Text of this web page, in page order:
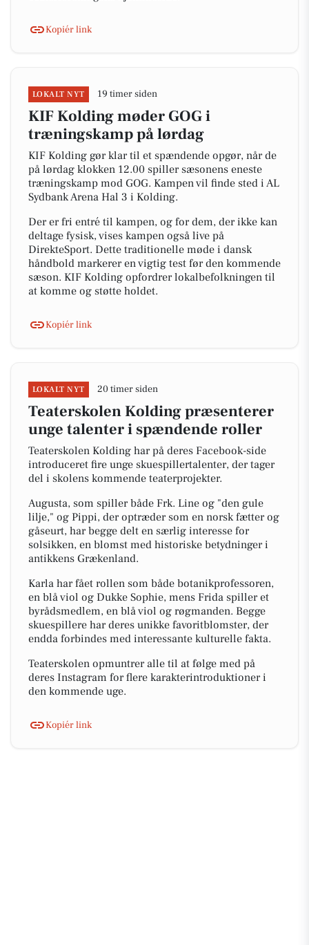
Kopiér link
LOKALT NYT 19 timer siden
KIF Kolding møder GOG i
træningskamp på lørdag
KIF Kolding gør klar til et spændende opgør, når de
på lørdag klokken 12.00 spiller sæsonens eneste
træningskamp mod GOG. Kampen vil finde sted i AL
Sydbank Arena Hal 3 i Kolding.
Der er fri entré til kampen, og for dem, der ikke kan
deltage fysisk, vises kampen også live på
DirekteSport. Dette traditionelle møde i dansk
håndbold markerer en vigtig test før den kommende
sæson. KIF Kolding opfordrer lokalbefolkningen til
at komme og støtte holdet.
Kopiér link
LOKALT NYT 20 timer siden
Teaterskolen Kolding præsenterer
unge talenter i spændende roller
Teaterskolen Kolding har på deres Facebook-side
introduceret fire unge skuespillertalenter, der tager
del i skolens kommende teaterprojekter.
Augusta, som spiller både Frk. Line og "den gule
lilje," og Pippi, der optræder som en norsk fætter og
gåseurt, har begge delt en særlig interesse for
solsikken, en blomst med historiske betydninger i
antikkens Grækenland.
Karla har fået rollen som både botanikprofessoren,
en blå viol og Dukke Sophie, mens Frida spiller et
byrådsmedlem, en blå viol og røgmanden. Begge
skuespillere har deres unikke favoritblomster, der
endda forbindes med interessante kulturelle fakta.
Teaterskolen opmuntrer alle til at følge med på
deres Instagram for flere karakterintroduktioner i
den kommende uge.
Kopiér link